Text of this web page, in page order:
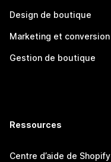
Design de boutique
Marketing et conversion
Gestion de boutique
Ressources
Centre d’aide de Shopify